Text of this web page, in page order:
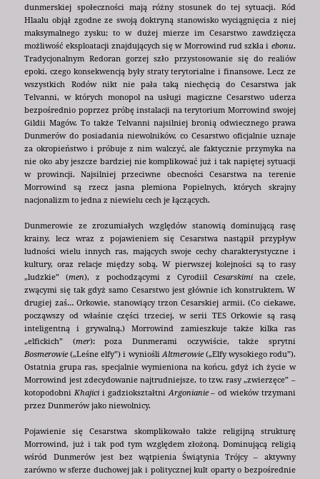
dunmerskiej społeczności mają różny stosunek do tej sytuacji. Ród
Hlaalu objął zgodne ze swoją doktryną stanowisko wyciągnięcia z niej
maksymalnego zysku; to w dużej mierze im Cesarstwo zawdzięcza
możliwość eksploatacji znajdujących się w Morrowind rud szkła i ebonu.
Tradycjonalnym Redoran gorzej szło przystosowanie się do realiów
epoki, czego konsekwencją były straty terytorialne i finansowe. Lecz ze
wszystkich Rodów nikt nie pała taką niechęcią do Cesarstwa jak
Telvanni, w których monopol na usługi magiczne Cesarstwo uderza
bezpośrednio poprzez próbę instalacji na terytorium Morrowind swojej
Gildii Magów. To także Telvanni najsilniej bronią odwiecznego prawa
Dunmerów do posiadania niewolników, co Cesarstwo oficjalnie uznaje
za okropieństwo i próbuje z nim walczyć, ale faktycznie przymyka na
nie oko aby jeszcze bardziej nie komplikować już i tak napiętej sytuacji
w prowincji. Najsilniej przeciwne obecności Cesarstwa na terenie
Morrowind są rzecz jasna plemiona Popielnych, których skrajny
nacjonalizm to jedna z niewielu cech je łączących.
Dunmerowie ze zrozumiałych względów stanowią dominującą rasę
krainy, lecz wraz z pojawieniem się Cesarstwa nastąpił przypływ
ludności wielu innych ras, mających swoje cechy charakterystyczne i
kultury, oraz relacje między sobą. W pierwszej kolejności są to rasy
„ludzkie” (men), z pochodzącymi z Cyrodiil Cesarskimina czele,
zwącymi się tak gdyż samo Cesarstwo jest głównie ich konstruktem. W
drugiej zaś… Orkowie, stanowiący trzon Cesarskiej armii. (Co ciekawe,
począwszy od właśnie części trzeciej, w serii TES Orkowie są rasą
inteligentną i grywalną.) Morrowind zamieszkuje także kilka ras
„elfickich” (mer): poza Dunmerami oczywiście, także sprytni
Bosmerowie („Leśne elfy”) i wyniośliAltmerowie(„Elfy wysokiego rodu”).
Ostatnia grupa ras, specjalnie wymieniona na końcu, gdyż ich życie w
Morrowind jest zdecydowanie najtrudniejsze, to tzw. rasy „zwierzęce” –
kotopodobniKhajici i gadziokształtniArgonianie– od wieków trzymani
przez Dunmerów jako niewolnicy.
Pojawienie się Cesarstwa skomplikowało także religijną strukturę
Morrowind, już i tak pod tym względem złożoną. Dominującą religią
wśród Dunmerów jest bez wątpienia Świątynia Trójcy – aktywny
zarówno w sferze duchowej jak i politycznej kult oparty o bezpośrednie